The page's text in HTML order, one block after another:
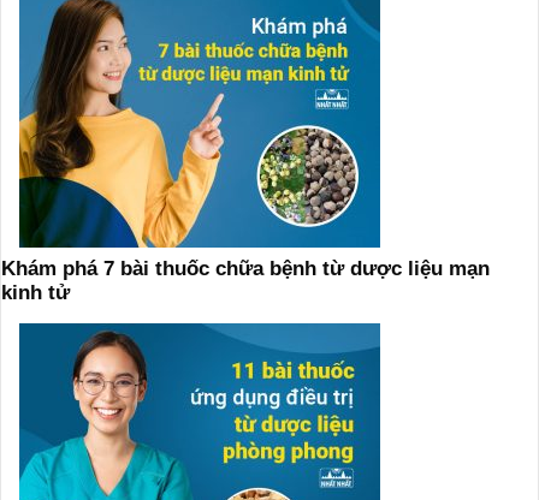
Khám phá 7 bài thuốc chữa bệnh từ dược liệu mạn
kinh tử